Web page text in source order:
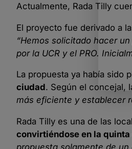
Actualmente, Rada Tilly
El proyecto fue derivado a
“Hemos solicitado hacer
por la UCR y el PRO.
La propuesta ya había sido
ciudad. Según el concejal,
más eficiente y establecer
Rada Tilly es una de las
convirtiéndose en la